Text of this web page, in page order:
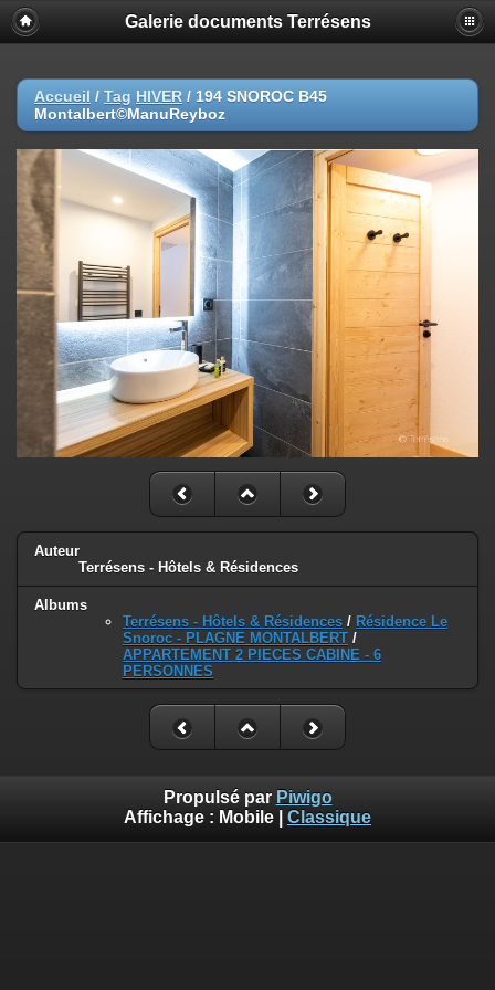
Galerie documents Terrésens
Accueil / Tag HIVER / 194 SNOROC B45
Montalbert©ManuReyboz
Auteur
Terrésens - Hôtels & Résidences
Albums
Terrésens - Hôtels & Résidences / Résidence Le
Snoroc - PLAGNE MONTALBERT /
APPARTEMENT 2 PIECES CABINE - 6
PERSONNES
Propulsé par Piwigo
Affichage : Mobile Classique